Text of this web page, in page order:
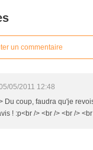
un commentaire
05/2011 12:48
Du coup, faudra qu'je
! :p<br /> <br /> <br />